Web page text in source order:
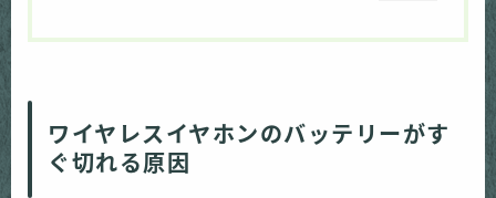
ワイヤレスイヤホンのバッテリーがす
ぐ切れる原因